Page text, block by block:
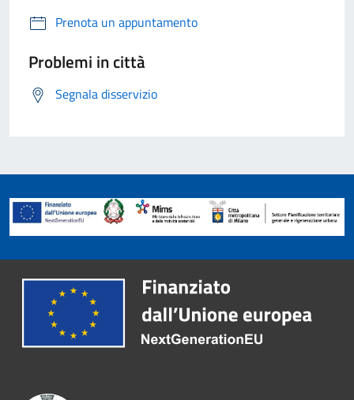
Prenota un appuntamento
Problemi in città
Segnala disservizio